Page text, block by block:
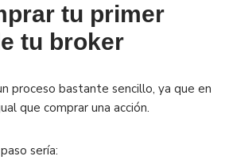
tu primer
tu broker
proceso bastante sencillo, ya que en
que comprar una acción.
sería: